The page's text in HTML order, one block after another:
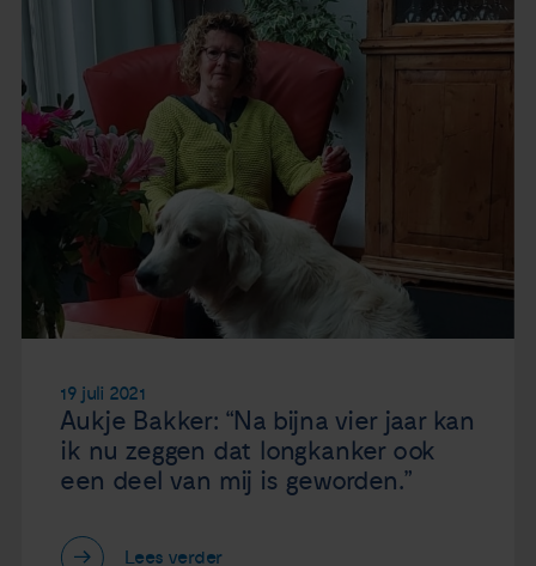
19 juli 2021
Aukje Bakker: “Na bijna vier jaar kan
ik nu zeggen dat longkanker ook
een deel van mij is geworden.”
Lees verder